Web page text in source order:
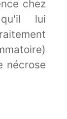
chez
lui
nécrose